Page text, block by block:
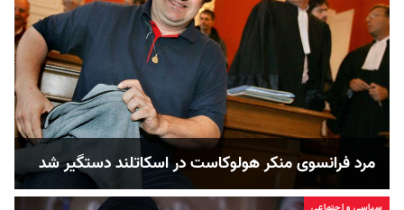
مرد فرانسوی منکر هولوکاست در اسکاتلند دستگیر شد